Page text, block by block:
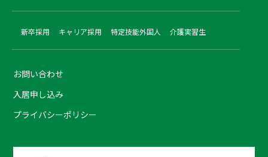
新卒採用 キャリア採用 特定技能外国人 介護実習生
お問い合わせ
入居申し込み
プライバシーポリシー